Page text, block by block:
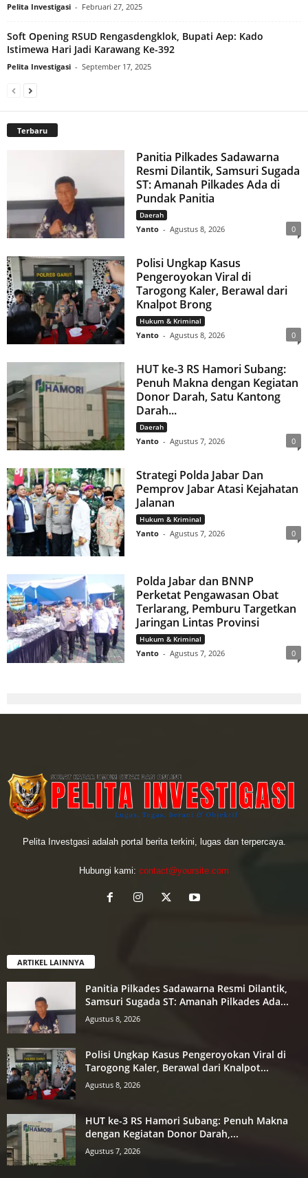
Pelita Investigasi - Februari 27, 2025
Soft Opening RSUD Rengasdengklok, Bupati Aep: Kado
Istimewa Hari Jadi Karawang Ke-392
Pelita Investigasi - September 17, 2025
Terbaru
Panitia Pilkades Sadawarna
Resmi Dilantik, Samsuri Sugada
ST: Amanah Pilkades Ada di
Pundak Panitia
Daerah
Yanto - Agustus 8, 2026 0
Polisi Ungkap Kasus
Pengeroyokan Viral di
Tarogong Kaler, Berawal dari
Knalpot Brong
Hukum & Kriminal
Yanto - Agustus 8, 2026 0
HUT ke-3 RS Hamori Subang:
Penuh Makna dengan Kegiatan
Donor Darah, Satu Kantong
Darah...
Daerah
Yanto - Agustus 7, 2026 0
Strategi Polda Jabar Dan
Pemprov Jabar Atasi Kejahatan
Jalanan
Hukum & Kriminal
Yanto - Agustus 7, 2026 0
Polda Jabar dan BNNP
Perketat Pengawasan Obat
Terlarang, Pemburu Targetkan
Jaringan Lintas Provinsi
Hukum & Kriminal
Yanto - Agustus 7, 2026 0
Pelita Investgasi adalah portal berita terkini, lugas dan terpercaya.
Hubungi kami: contact@yoursite.com
ARTIKEL LAINNYA
Panitia Pilkades Sadawarna Resmi Dilantik,
Samsuri Sugada ST: Amanah Pilkades Ada...
Agustus 8, 2026
Polisi Ungkap Kasus Pengeroyokan Viral di
Tarogong Kaler, Berawal dari Knalpot...
Agustus 8, 2026
HUT ke-3 RS Hamori Subang: Penuh Makna
dengan Kegiatan Donor Darah,...
Agustus 7, 2026